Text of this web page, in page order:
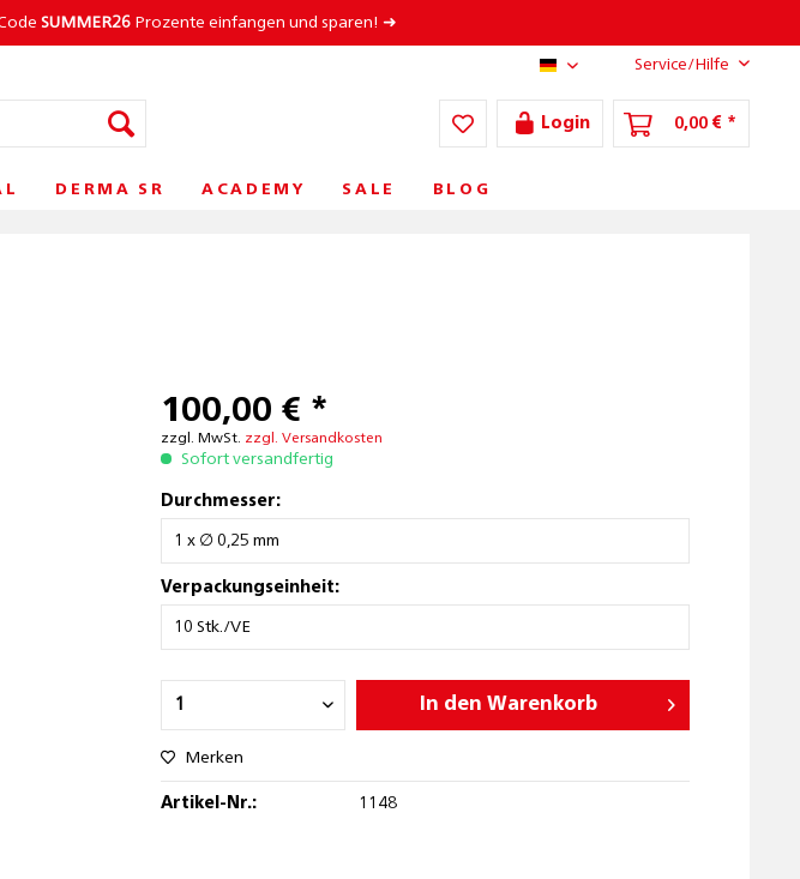
SUMMER26 Prozente einfangen und sparen! ➜
AT/DE Service/Hilfe
Login 0,00 € *
DERMA SR ACADEMY SALE BLOG
100,00 € *
zzgl. MwSt. zzgl. Versandkosten
Sofort versandfertig
Durchmesser:
Verpackungseinheit:
In den Warenkorb
Merken
Artikel-Nr.: 1148